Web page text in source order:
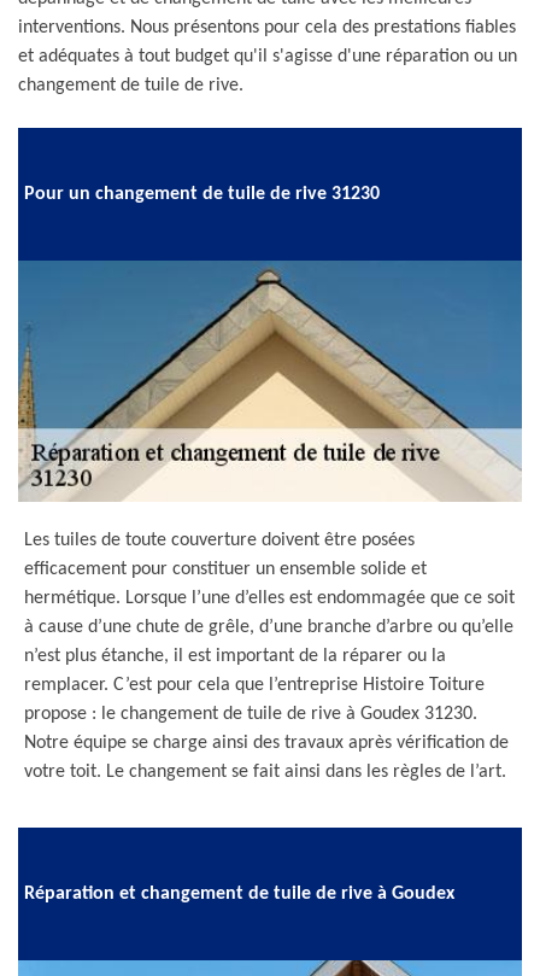
interventions. Nous présentons pour cela des prestations fiables
et adéquates à tout budget qu'il s'agisse d'une réparation ou un
changement de tuile de rive.
Pour un changement de tuile de rive 31230
Les tuiles de toute couverture doivent être posées
efficacement pour constituer un ensemble solide et
hermétique. Lorsque l’une d’elles est endommagée que ce soit
à cause d’une chute de grêle, d’une branche d’arbre ou qu’elle
n’est plus étanche, il est important de la réparer ou la
remplacer. C’est pour cela que l’entreprise Histoire Toiture
propose : le changement de tuile de rive à Goudex 31230.
Notre équipe se charge ainsi des travaux après vérification de
votre toit. Le changement se fait ainsi dans les règles de l’art.
Réparation et changement de tuile de rive à Goudex